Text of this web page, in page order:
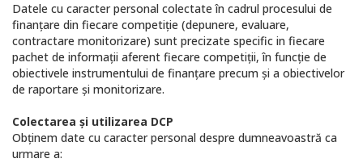
Datele cu caracter personal colectate în cadrul procesului de
finanțare din fiecare competiție (depunere, evaluare,
contractare monitorizare) sunt precizate specific in fiecare
pachet de informații aferent fiecare competiții, în funcție de
obiectivele instrumentului de finanțare precum și a obiectivelor
de raportare și monitorizare.
Colectarea şi utilizarea DCP
Obţinem date cu caracter personal despre dumneavoastră ca
urmare a: